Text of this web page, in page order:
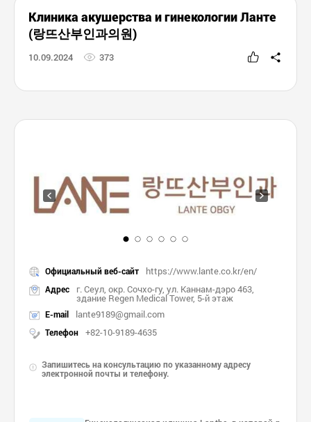
Клиника акушерства и гинекологии Ланте
(랑뜨산부인과의원)
10.09.2024 373
Официальный веб-сайт https://www.lante.co.kr/en/
Адрес г. Сеул, окр. Сочхо-гу, ул. Каннам-дэро 463,
здание Regen Medical Tower, 5-й этаж
E-mail lante9189@gmail.com
Телефон +82-10-9189-4635
Запишитесь на консультацию по указанному адресу
электронной почты и телефону.